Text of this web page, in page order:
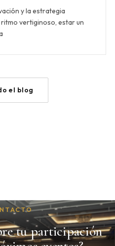
y la estrategia
vertiginoso, estar un
el blog
tu participación